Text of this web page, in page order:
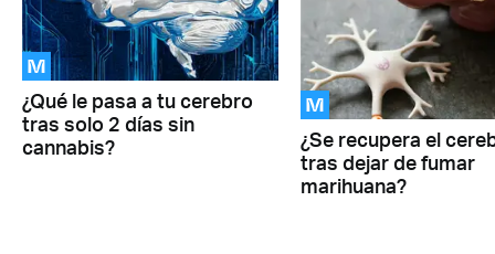
M
¿Qué le pasa a tu cerebro
tras solo 2 días sin
cannabis?
M
¿Se recupera el
tras dejar de fumar
marihuana?